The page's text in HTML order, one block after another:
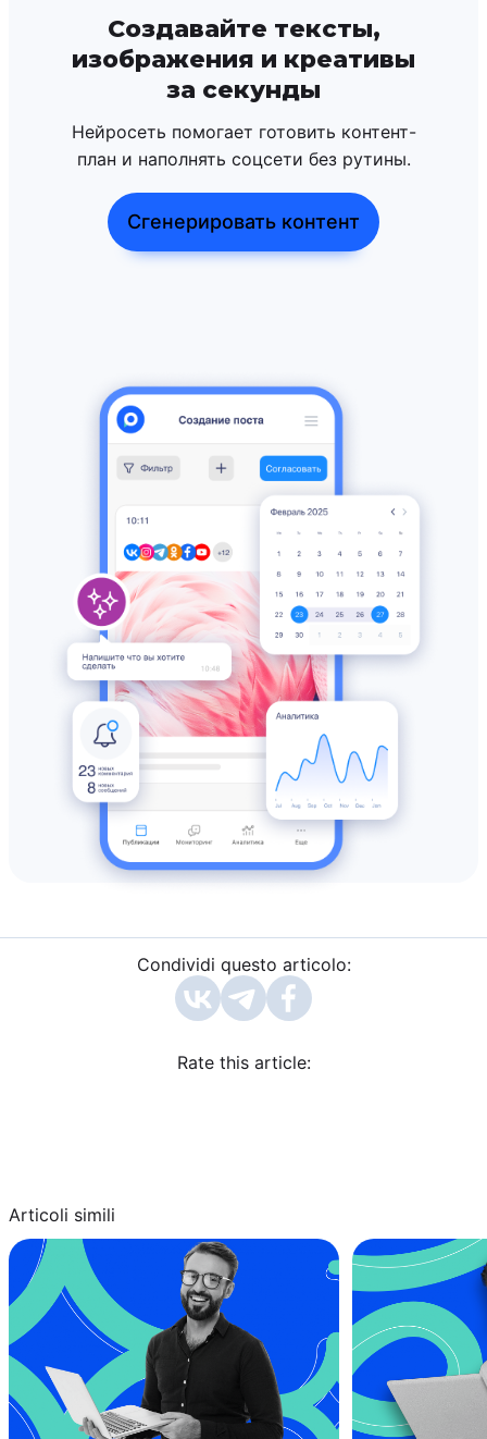
Создавайте тексты,
изображения и креативы
за секунды
Нейросеть помогает готовить контент-
план и наполнять соцсети без рутины.
Сгенерировать контент
Condividi questo articolo:
Rate this article:
Articoli simili